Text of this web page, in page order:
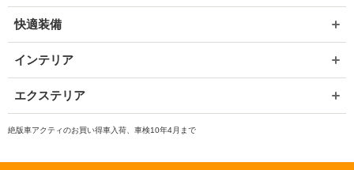
快適装備
インテリア
エクステリア
絶版車アクティのお買い得車入荷、車検10年4月まで